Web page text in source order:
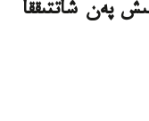
پەن شاتتىققا